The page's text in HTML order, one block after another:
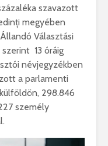
szavazott
megyében
Választási
13 óráig
névjegyzékben
a parlamenti
298.846
személy